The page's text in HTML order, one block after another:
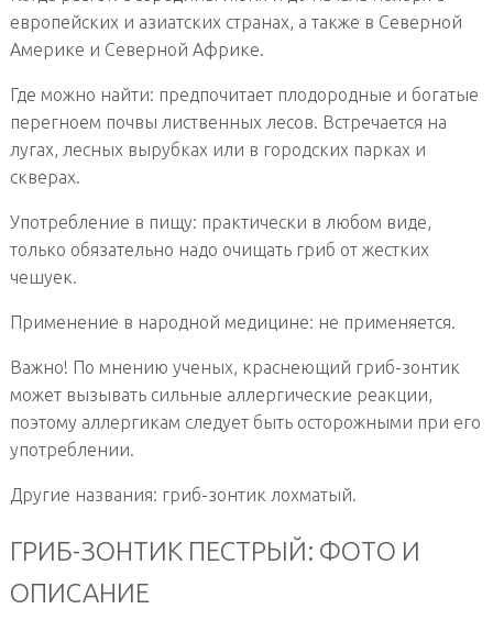
европейских и азиатских странах, а также в Северной
Америке и Северной Африке.
Где можно найти: предпочитает плодородные и богатые
перегноем почвы лиственных лесов. Встречается на
лугах, лесных вырубках или в городских парках и
скверах.
Употребление в пищу: практически в любом виде,
только обязательно надо очищать гриб от жестких
чешуек.
Применение в народной медицине: не применяется.
Важно! По мнению ученых, краснеющий гриб-зонтик
может вызывать сильные аллергические реакции,
поэтому аллергикам следует быть осторожными при его
употреблении.
Другие названия: гриб-зонтик лохматый.
ГРИБ-ЗОНТИК ПЕСТРЫЙ: ФОТО И
ОПИСАНИЕ